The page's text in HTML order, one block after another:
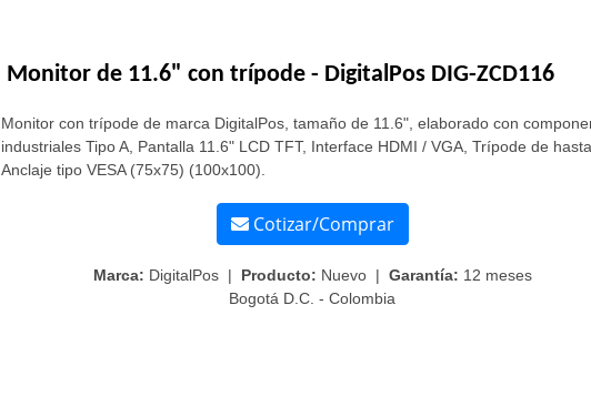
Monitor de 11.6" con trípode - DigitalPos DIG-ZCD116
Monitor con trípode de marca DigitalPos, tamaño de 11.6", elaborado con
industriales Tipo A, Pantalla 11.6" LCD TFT, Interface HDMI / VGA, Trípode de
Anclaje tipo VESA (75x75) (100x100).
Cotizar/Comprar
Marca: DigitalPos | Producto: Nuevo | Garantía: 12 meses
Bogotá D.C. - Colombia